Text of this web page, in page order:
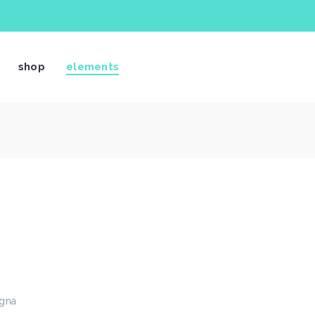
shop elements